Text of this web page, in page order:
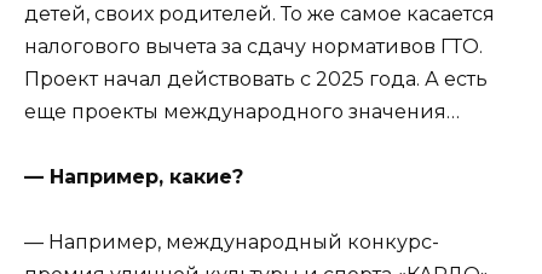
детей, своих родителей. То же самое касается
налогового вычета за сдачу нормативов ГТО.
Проект начал действовать с 2025 года. А есть
еще проекты международного значения…
— Например, какие?
— Например, международный конкурс-